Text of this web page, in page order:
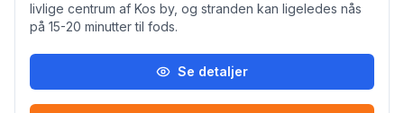
livlige centrum af Kos by, og stranden kan ligeledes nås
på 15-20 minutter til fods.
Se detaljer